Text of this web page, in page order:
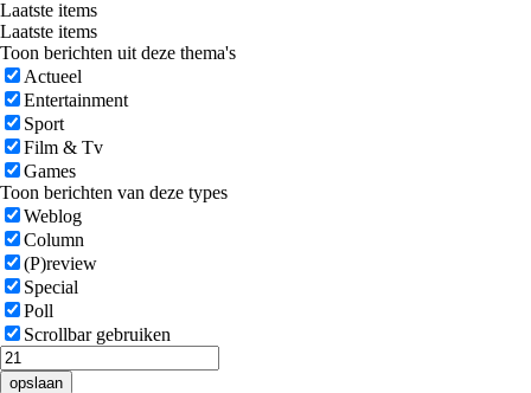
Laatste items
Laatste items
Toon berichten uit deze thema's
Actueel
Entertainment
Sport
Film & Tv
Games
Toon berichten van deze types
Weblog
Column
(P)review
Special
Poll
Scrollbar gebruiken
opslaan